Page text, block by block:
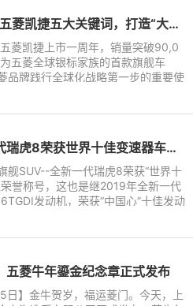
盘点2021年五菱凯捷五大关键词，打造“大四座”家用车新风尚
菱凯捷上市一周年，销量突破90,0
五菱全球银标家族的首款旗舰车
品牌践行全球化战略第一步的重要使
至用户服务，凯捷凭借着对用户对关
奇瑞全新一代瑞虎8荣获世界十佳变速器车型殊荣
舰SUV--全新一代瑞虎8荣获“世界十
誉称号，这也是继2019年全新一代
发动机，荣获“中国心”十佳发动
殊荣。自此，全新一代瑞虎8也成为
五菱牛年鎏金纪念章正式发布
日】金牛贺岁，福运菱门。今天，上